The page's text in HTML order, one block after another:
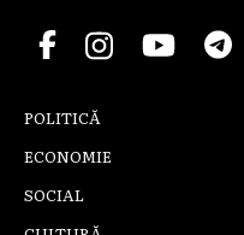
POLITICĂ
ECONOMIE
SOCIAL